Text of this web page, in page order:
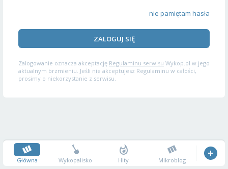
nie pamiętam hasła
ZALOGUJ SIĘ
Zalogowanie oznacza akceptację Regulaminu serwisu Wykop.pl w jego
aktualnym brzmieniu. Jeśli nie akceptujesz Regulaminu w całości,
prosimy o niekorzystanie z serwisu.
Główna Wykopalisko Hity Mikroblog